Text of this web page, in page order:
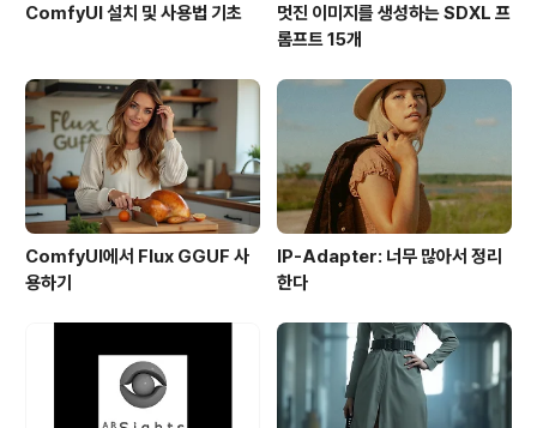
ComfyUI 설치 및 사용법 기초
멋진 이미지를 생성하는 SDXL 프
롬프트 15개
ComfyUI에서 Flux GGUF 사
용하기
IP-Adapter: 너무 많아서 정리
한다